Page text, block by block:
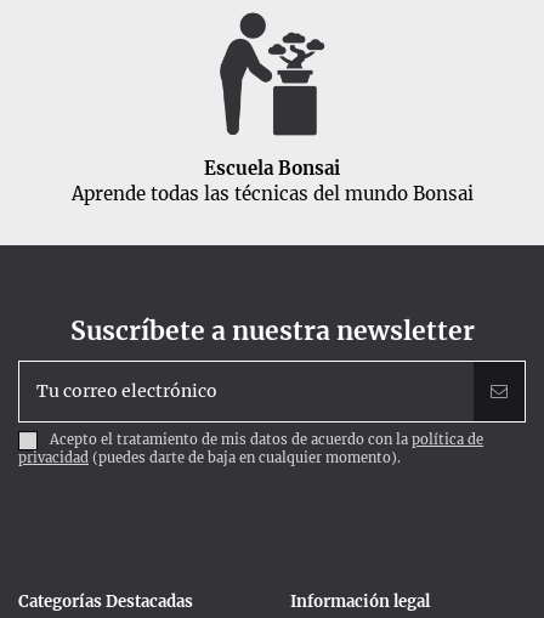
Escuela Bonsai
Aprende todas las técnicas del mundo Bonsai
Suscríbete a nuestra newsletter
Acepto el tratamiento de mis datos de acuerdo con la política de
privacidad (puedes darte de baja en cualquier momento).
Categorías Destacadas Información legal